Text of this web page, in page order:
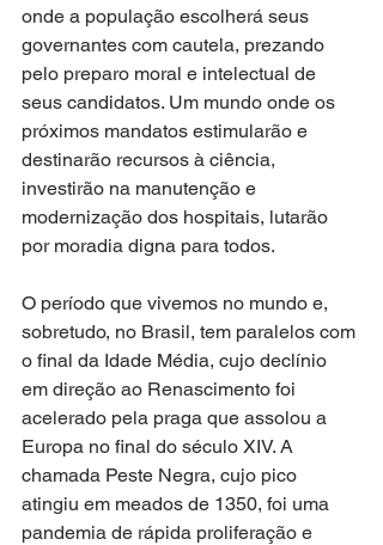
onde a população escolherá seus
governantes com cautela, prezando
pelo preparo moral e intelectual de
seus candidatos. Um mundo onde os
próximos mandatos estimularão e
destinarão recursos à ciência,
investirão na manutenção e
modernização dos hospitais, lutarão
por moradia digna para todos.
O período que vivemos no mundo e,
sobretudo, no Brasil, tem paralelos com
o final da Idade Média, cujo declínio
em direção ao Renascimento foi
acelerado pela praga que assolou a
Europa no final do século XIV. A
chamada Peste Negra, cujo pico
atingiu em meados de 1350, foi uma
pandemia de rápida proliferação e